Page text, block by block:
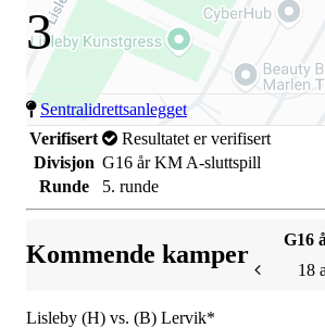
3
Sentralidrettsanlegget
Verifisert
Resultatet er verifisert
Divisjon G16 år KM A-sluttspill
Runde
5. runde
Kommende kamper
G16
18
Lisleby (H) vs. (B) Lervik*